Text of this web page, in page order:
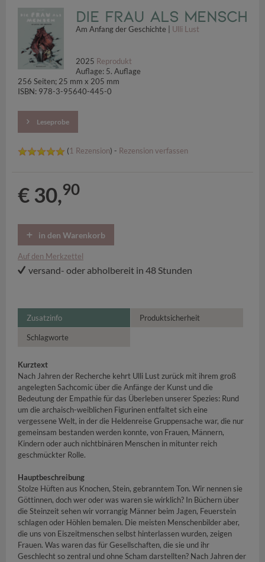
Die Frau als Mensch
Am Anfang der Geschichte | Ulli Lust
2025 Reprodukt
Auflage: 5. Auflage
256 Seiten; 25 mm x 205 mm
ISBN: 978-3-95640-445-0
Leseprobe
(1 Rezension) - Rezension verfassen
€ 30,90
in den Warenkorb
Auf den Merkzettel
versand- oder abholbereit in 48 Stunden
Zusatzinfo Produktsicherheit
Schlagworte
Kurztext
Nach Jahren der Recherche kehrt Ulli Lust zurück mit ihrem groß
angelegten Sachcomic über die Anfänge der Kunst und die
Bedeutung der Empathie für das Überleben unserer Spezies: Rund
um die archaisch-weiblichen Figurinen entfaltet sich eine
vergessene Welt, in der die Heldenreise Gruppensache war, die nur
gemeinsam bestanden werden konnte, von Frauen, Männern,
Kindern oder auch nichtbinären Menschen in mitunter reich
geschmückter Rolle.
Hauptbeschreibung
Stolze Hüften aus Knochen, Stein, gebranntem Ton. Wir nennen sie
Göttinnen, doch wer oder was waren sie wirklich? In Büchern über
die Steinzeit sehen wir vorrangig Männer beim Jagen, Feuerstein
schlagen oder Höhlen bemalen. Die meisten Menschenbilder aber,
die uns von Eiszeitmenschen selbst hinterlassen wurden, zeigen
Frauen. Was waren das für Gesellschaften, die sie und ihr
Geschlecht so zentral und ohne Scham darstellten? Nach Jahren der